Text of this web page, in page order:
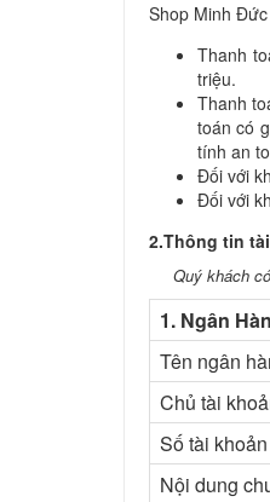
Shop Minh
Thanh
triệu.
Thanh
toán có
tính an
Đối với
Đối với
2.Thông tin
Quý khách
1. Ngân
Tên ngân
Chủ tài
Số tài khoản
Nội dung